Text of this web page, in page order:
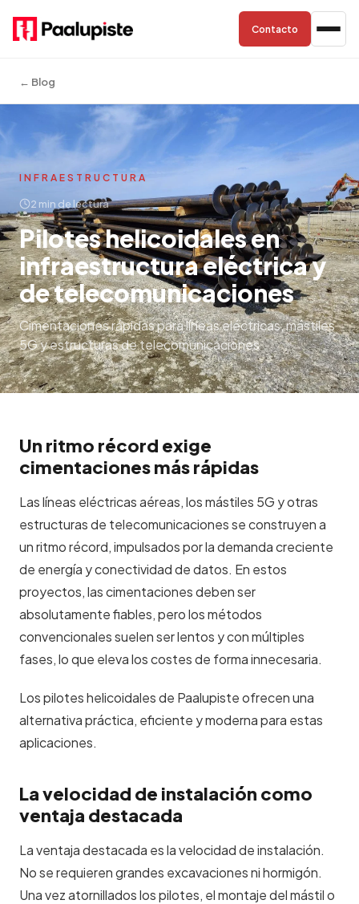
Contacto
← Blog
INFRAESTRUCTURA
2 min de lectura
Pilotes helicoidales en
infraestructura eléctrica y
de telecomunicaciones
Cimentaciones rápidas para líneas eléctricas, mástiles
5G y estructuras de telecomunicaciones
Un ritmo récord exige
cimentaciones más rápidas
Las líneas eléctricas aéreas, los mástiles 5G y otras
estructuras de telecomunicaciones se construyen a
un ritmo récord, impulsados por la demanda creciente
de energía y conectividad de datos. En estos
proyectos, las cimentaciones deben ser
absolutamente fiables, pero los métodos
convencionales suelen ser lentos y con múltiples
fases, lo que eleva los costes de forma innecesaria.
Los pilotes helicoidales de Paalupiste ofrecen una
alternativa práctica, eficiente y moderna para estas
aplicaciones.
La velocidad de instalación como
ventaja destacada
La ventaja destacada es la velocidad de instalación.
No se requieren grandes excavaciones ni hormigón.
Una vez atornillados los pilotes, el montaje del mástil o